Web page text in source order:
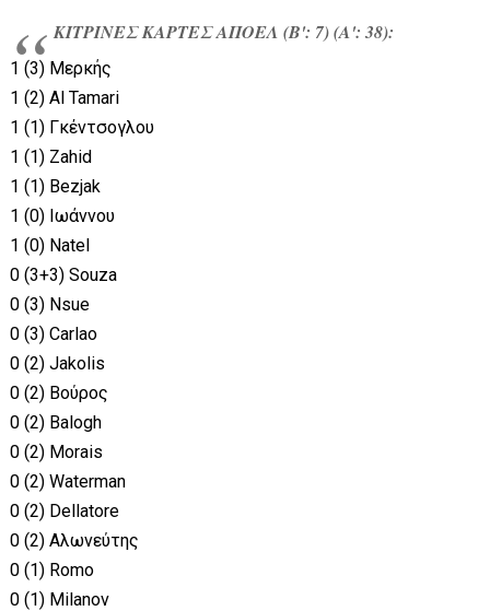
ΚΙΤΡΙΝΕΣ ΚΑΡΤΕΣ ΑΠΟΕΛ (Β': 7) (Α': 38):
1 (3) Μερκής
1 (2) Al Tamari
1 (1) Γκέντσογλου
1 (1) Zahid
1 (1) Bezjak
1 (0) Ιωάννου
1 (0) Natel
0 (3+3) Souza
0 (3) Nsue
0 (3) Carlao
0 (2) Jakolis
0 (2) Βούρος
0 (2) Balogh
0 (2) Morais
0 (2) Waterman
0 (2) Dellatore
0 (2) Αλωνεύτης
0 (1) Romo
0 (1) Milanov